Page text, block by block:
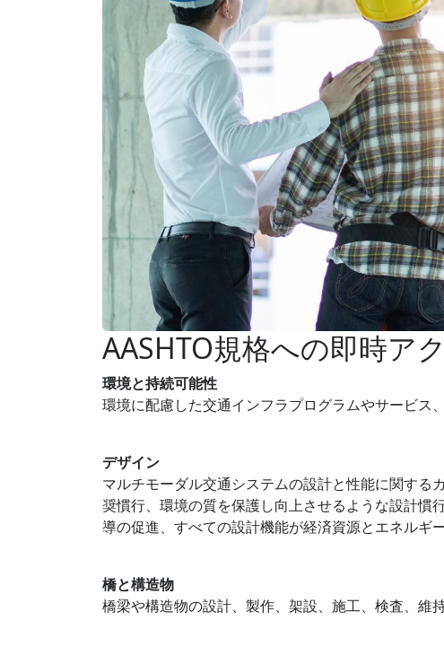
AASHTO規格への即時ア
環境と持続可能性
環境に配慮した交通インフラプログラムやサービス
デザイン
マルチモーダル交通システムの設計と性能に関する
奨慣行、環境の質を保護し向上させるような設計慣
導の促進、すべての設計機能が経済資源とエネルギ
橋と構造物
橋梁や構造物の設計、製作、架設、施工、検査、維